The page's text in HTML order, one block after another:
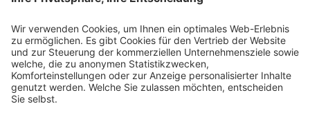
Ich habe dieDatenschutzerklärungzur Kenntnis
genommen.